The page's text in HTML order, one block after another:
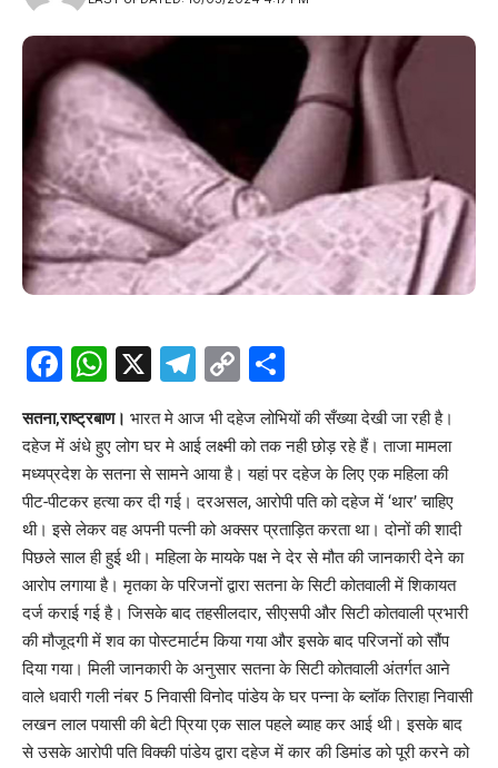
Facebook
WhatsApp
X Telegram
Copy
Link
सतना,राष्ट्रबाण। भारत मे आज भी दहेज लोभियों की सँख्या देखी जा रही है।
दहेज में अंधे हुए लोग घर मे आई लक्ष्मी को तक नही छोड़ रहे हैं। ताजा मामला
मध्यप्रदेश के सतना से सामने आया है। यहां पर दहेज के लिए एक महिला की
पीट-पीटकर हत्या कर दी गई। दरअसल, आरोपी पति को दहेज में ‘थार’ चाहिए
थी। इसे लेकर वह अपनी पत्नी को अक्सर प्रताड़ित करता था। दोनों की शादी
पिछले साल ही हुई थी। महिला के मायके पक्ष ने देर से मौत की जानकारी देने का
आरोप लगाया है। मृतका के परिजनों द्वारा सतना के सिटी कोतवाली में शिकायत
दर्ज कराई गई है। जिसके बाद तहसीलदार, सीएसपी और सिटी कोतवाली प्रभारी
की मौजूदगी में शव का पोस्टमार्टम किया गया और इसके बाद परिजनों को सौंप
दिया गया। मिली जानकारी के अनुसार सतना के सिटी कोतवाली अंतर्गत आने
वाले धवारी गली नंबर 5 निवासी विनोद पांडेय के घर पन्ना के ब्लॉक तिराहा निवासी
लखन लाल पयासी की बेटी प्रिया एक साल पहले ब्याह कर आई थी। इसके बाद
से उसके आरोपी पति विक्की पांडेय द्वारा दहेज में कार की डिमांड को पूरी करने को